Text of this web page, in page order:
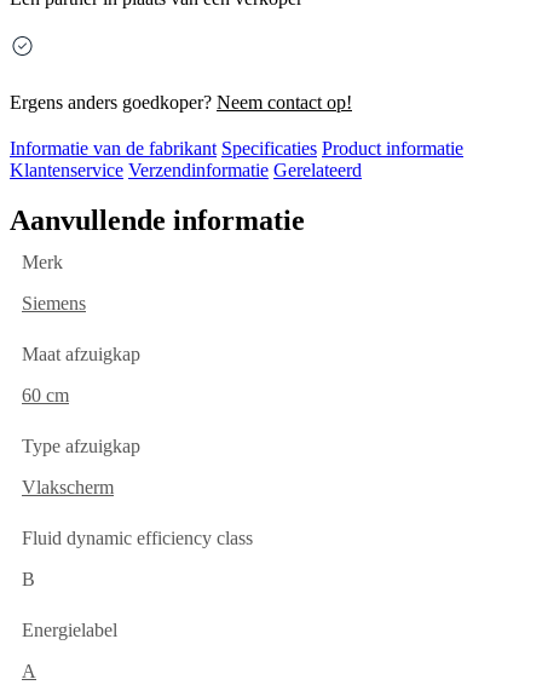
Ergens anders goedkoper? Neem contact op!
Informatie van de fabrikant Specificaties Product informatie
Klantenservice Verzendinformatie Gerelateerd
Aanvullende informatie
Merk
Siemens
Maat afzuigkap
60 cm
Type afzuigkap
Vlakscherm
Fluid dynamic efficiency class
B
Energielabel
A